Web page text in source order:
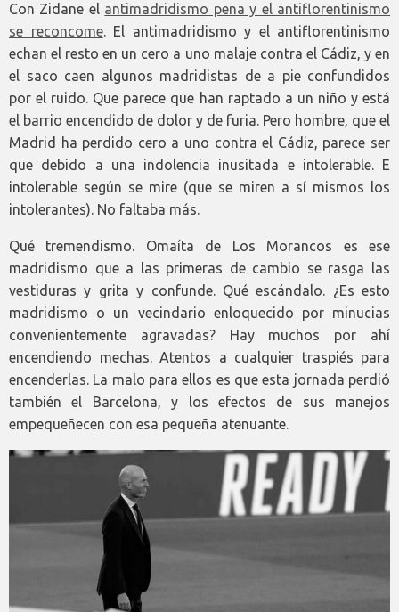
Con Zidane el antimadridismo pena y el antiflorentinismo
se reconcome. El antimadridismo y el antiflorentinismo
echan el resto en un cero a uno malaje contra el Cádiz, y en
el saco caen algunos madridistas de a pie confundidos
por el ruido. Que parece que han raptado a un niño y está
el barrio encendido de dolor y de furia. Pero hombre, que el
Madrid ha perdido cero a uno contra el Cádiz, parece ser
que debido a una indolencia inusitada e intolerable. E
intolerable según se mire (que se miren a sí mismos los
intolerantes). No faltaba más.
Qué tremendismo. Omaíta de Los Morancos es ese
madridismo que a las primeras de cambio se rasga las
vestiduras y grita y confunde. Qué escándalo. ¿Es esto
madridismo o un vecindario enloquecido por minucias
convenientemente agravadas? Hay muchos por ahí
encendiendo mechas. Atentos a cualquier traspiés para
encenderlas. La malo para ellos es que esta jornada perdió
también el Barcelona, y los efectos de sus manejos
empequeñecen con esa pequeña atenuante.